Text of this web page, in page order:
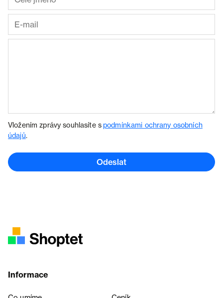
Vložením zprávy souhlasíte spodmínkami ochrany osobních
údajů.
Odeslat
Informace